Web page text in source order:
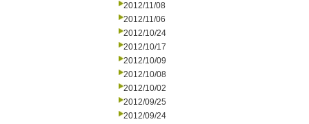
2012/11/08
2012/11/06
2012/10/24
2012/10/17
2012/10/09
2012/10/08
2012/10/02
2012/09/25
2012/09/24